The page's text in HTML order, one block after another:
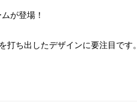
が登場！
ち出したデザインに要注目です。